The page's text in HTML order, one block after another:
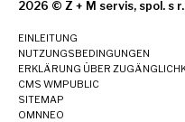
2026 © Z + M servis, spol. s
EINLEITUNG
NUTZUNGSBEDINGUNGEN
ERKLÄRUNG ÜBER
CMS WMPUBLIC
SITEMAP
OMNNEO